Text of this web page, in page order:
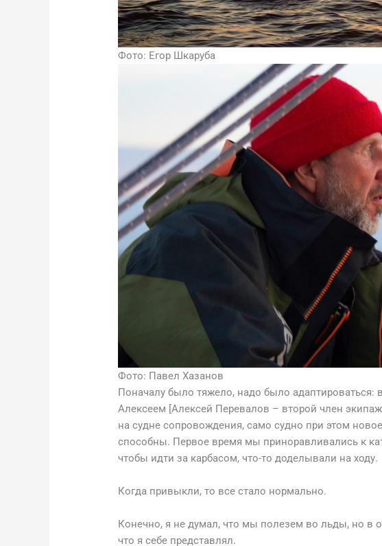
Фото: Егор Шкаруба
Фото: Павел Хазанов
Поначалу было тяжело, надо было адаптироваться:
Алексеем [Алексей Перевалов – второй член
на судне сопровождения, само судно при этом
способны. Первое время мы приноравливались к
чтобы идти за карбасом, что-то доделывали на ходу.
Когда привыкли, то все стало нормально.
Конечно, я не думал, что мы полезем во льды, но в
что я себе представлял.